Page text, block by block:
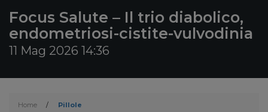
Focus Salute – Il trio diabolico,
endometriosi-cistite-vulvodinia
11 Mag 2026 14:36
Home / Pillole